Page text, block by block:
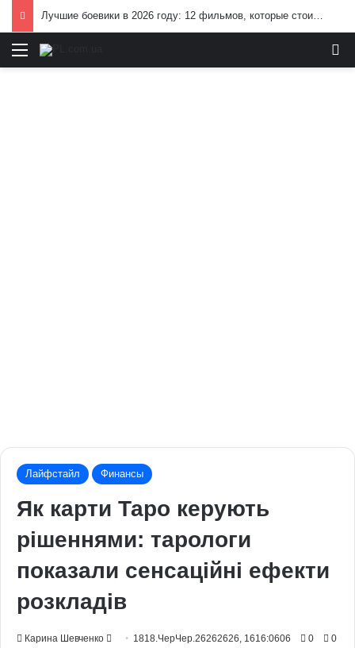
Лучшие боевики в 2026 году: 12 фильмов, которые стоит посмотреть
Меню
Лайфстайл Финансы
Як карти Таро керують
рішеннями: тарологи
показали сенсаційні ефекти
розкладів
Карина Шевченко
Send 1818.ЧерЧер.26262626, 1616:0606 0 0